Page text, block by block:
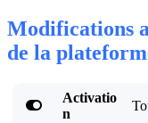
Modifications
de la

Activatio
n